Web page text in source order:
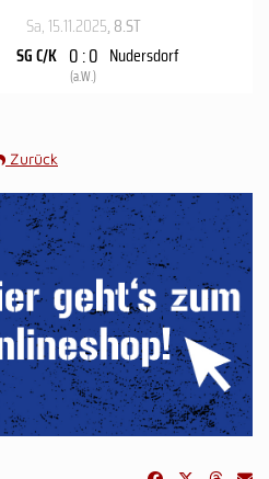
Sa, 15.11.2025, 8.ST
SG C/K 0 : 0
(a.W.)
Nudersdorf
Zurück